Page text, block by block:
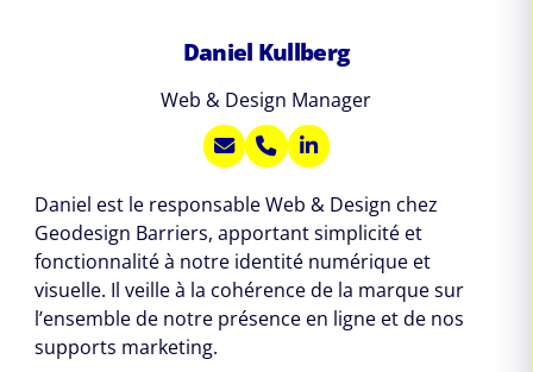
Daniel Kullberg
Web & Design Manager
Daniel est le responsable Web & Design chez
Geodesign Barriers, apportant simplicité et
fonctionnalité à notre identité numérique et
visuelle. Il veille à la cohérence de la marque sur
l’ensemble de notre présence en ligne et de nos
supports marketing.